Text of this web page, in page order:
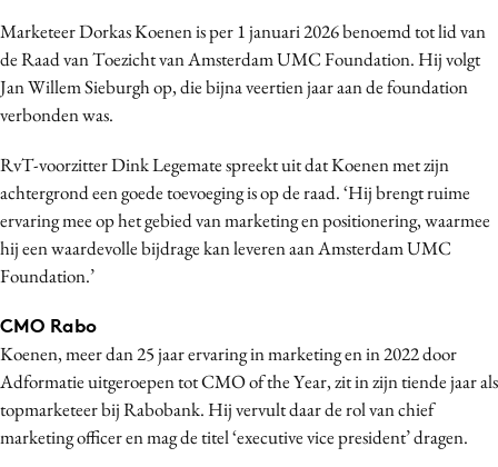
Bureaus
Campagnes
Carriere
Contentmarketing
Craft
Customer Experience
Data & Insights
Design
Digital transformation
Diversiteit
Effectiviteit
Gedragsverandering
Influencer marketing
Interne communicatie
Marketeer Dorkas Koenen is per 1 januari 2026 benoemd tot lid van
de Raad van Toezicht van Amsterdam UMC Foundation. Hij volgt
Jan Willem Sieburgh op, die bijna veertien jaar aan de foundation
verbonden was.
RvT-voorzitter Dink Legemate spreekt uit dat Koenen met zijn
achtergrond een goede toevoeging is op de raad. ‘Hij brengt ruime
ervaring mee op het gebied van marketing en positionering, waarmee
hij een waardevolle bijdrage kan leveren aan Amsterdam UMC
Foundation.’
CMO Rabo
Koenen, meer dan 25 jaar ervaring in marketing en in 2022 door
Adformatie uitgeroepen tot CMO of the Year, zit in zijn tiende jaar als
topmarketeer bij Rabobank. Hij vervult daar de rol van chief
marketing officer en mag de titel ‘executive vice president’ dragen.